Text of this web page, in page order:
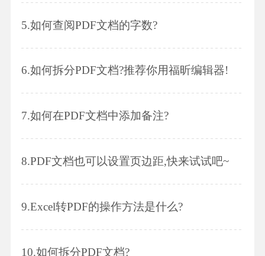
5.如何查阅PDF文档的字数?
6.如何拆分PDF文档?推荐你用福昕编辑器!
7.如何在PDF文档中添加备注?
8.PDF文档也可以设置页边距,快来试试吧~
9.Excel转PDF的操作方法是什么?
10.如何拆分PDF文档?